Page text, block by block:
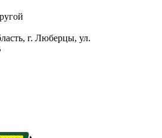
г. Люберцы, ул.